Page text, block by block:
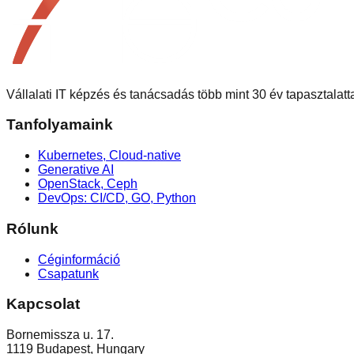
Vállalati IT képzés és tanácsadás több mint 30 év
Tanfolyamaink
Kubernetes, Cloud-native
Generative AI
OpenStack, Ceph
DevOps: CI/CD, GO, Python
Rólunk
Céginformáció
Csapatunk
Kapcsolat
Bornemissza u. 17.
1119 Budapest, Hungary